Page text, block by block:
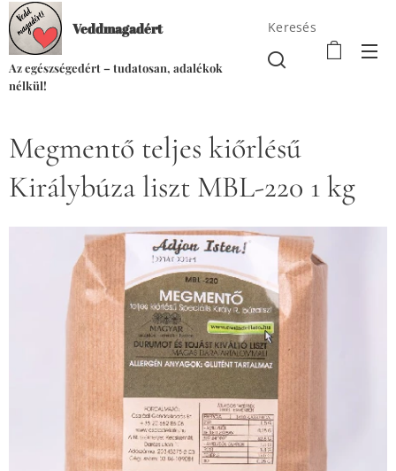
Veddmagadért
Az egészségedért – tudatosan, adalékok
nélkül!
Keresés
Megmentő teljes kiőrlésű
Királybúza liszt MBL-220 1 kg